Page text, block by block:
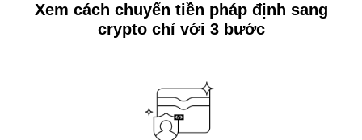
Xem cách chuyển tiền pháp định sang
crypto chỉ với 3 bước